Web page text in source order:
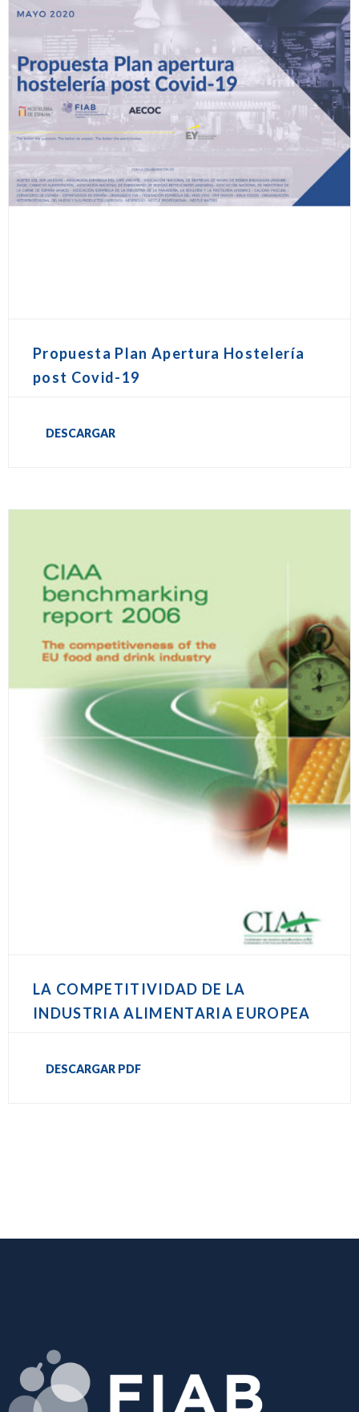
Propuesta Plan Apertura Hostelería
post Covid-19
DESCARGAR
LA COMPETITIVIDAD DE LA
INDUSTRIA ALIMENTARIA EUROPEA
DESCARGAR PDF